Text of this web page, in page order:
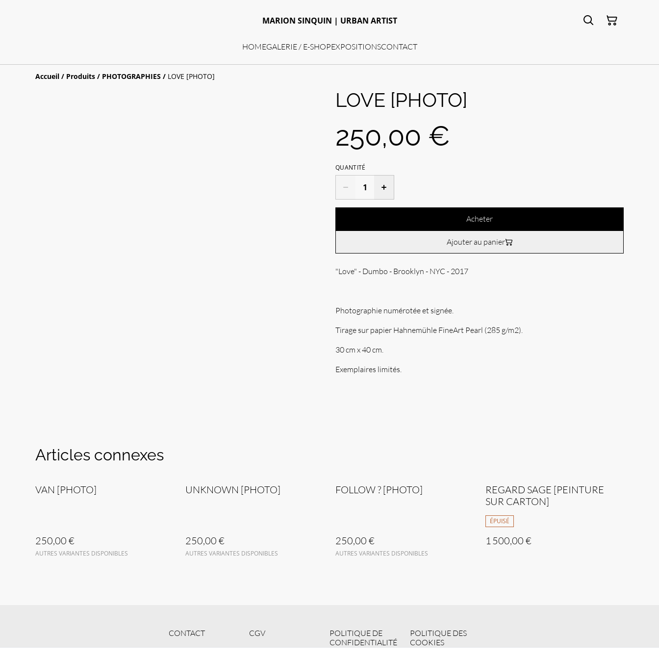
MARION SINQUIN | URBAN ARTIST
HOMEGALERIE / E-SHOPEXPOSITIONSCONTACT
Accueil / Produits / PHOTOGRAPHIES / LOVE [PHOTO]
LOVE [PHOTO]
250,00 €
QUANTITÉ
Acheter
Ajouter au panier
"Love" - Dumbo - Brooklyn - NYC - 2017
Photographie numérotée et signée.
Tirage sur papier Hahnemühle FineArt Pearl (285 g/m2).
30 cm x 40 cm.
Exemplaires limités.
Articles connexes
VAN [PHOTO]
250,00 €
AUTRES VARIANTES DISPONIBLES
UNKNOWN [PHOTO]
250,00 €
AUTRES VARIANTES DISPONIBLES
FOLLOW ? [PHOTO]
250,00 €
AUTRES VARIANTES DISPONIBLES
REGARD SAGE [PEINTURE
SUR CARTON]
ÉPUISÉ
1 500,00 €
CONTACT CGV
POLITIQUE DE
CONFIDENTIALITÉ
POLITIQUE DES
COOKIES